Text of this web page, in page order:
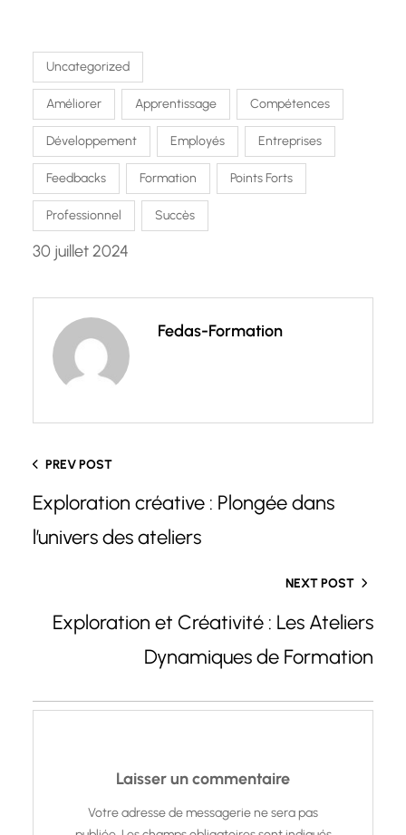
Uncategorized
Améliorer Apprentissage Compétences
Développement Employés Entreprises
Feedbacks Formation Points Forts
Professionnel Succès
30 juillet 2024
Fedas-Formation
PREV POST
Exploration créative : Plongée dans
l’univers des ateliers
NEXT POST
Exploration et Créativité : Les Ateliers
Dynamiques de Formation
Laisser un commentaire
Votre adresse de messagerie ne sera pas